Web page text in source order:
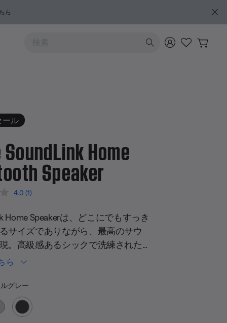
ら
上および下向きの矢印を使うと検索結果を確認できま
ール
Home
Speaker
タマー評価
4.0 レ
ュ
ー
を
読
む.
じ
ジ
リ
ン
ク。
(1)
Home Speakerは、どこにでもすっき
サイズでありながら、最高のサウ
。高級感あるシックで洗練された
す。ワイヤレスなので、寝室から
を楽しめます。
ら
選択
グレー